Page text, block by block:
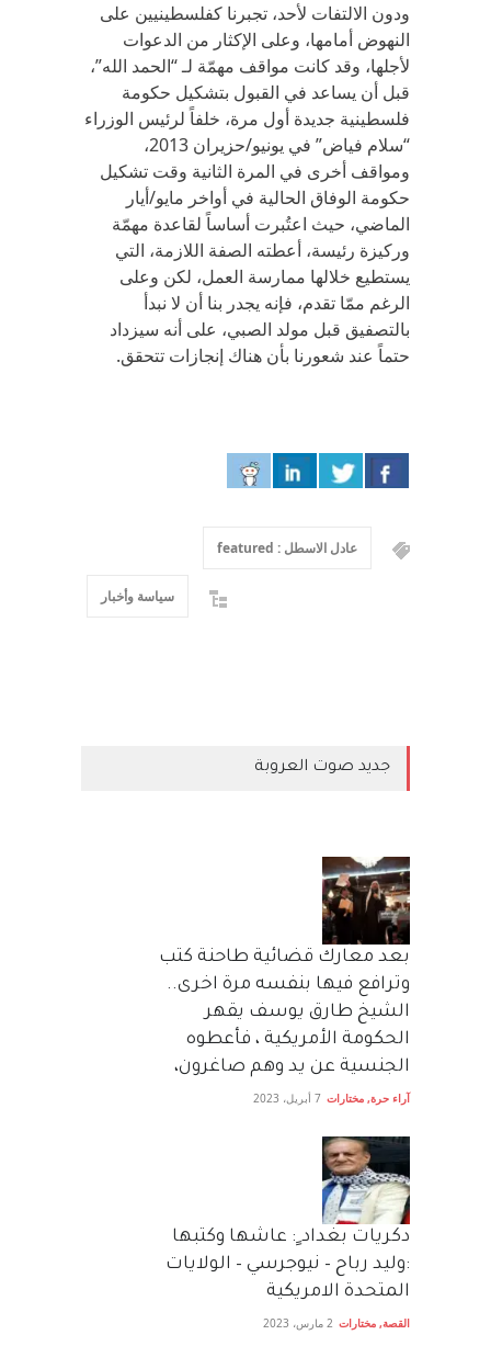
ودون الالتفات لأحد، تجبرنا كفلسطينيين على
النهوض أمامها، وعلى الإكثار من الدعوات
لأجلها، وقد كانت مواقف مهمّة لـ “الحمد الله”،
قبل أن يساعد في القبول بتشكيل حكومة
فلسطينية جديدة أول مرة، خلفاً لرئيس الوزراء
“سلام فياض” في يونيو/حزيران 2013،
ومواقف أخرى في المرة الثانية وقت تشكيل
حكومة الوفاق الحالية في أواخر مايو/أيار
الماضي، حيث اعتُبرت أساساً لقاعدة مهمّة
وركيزة رئيسة، أعطته الصفة اللازمة، التي
يستطيع خلالها ممارسة العمل، لكن وعلى
الرغم ممّا تقدم، فإنه يجدر بنا أن لا نبدأ
بالتصفيق قبل مولد الصبي، على أنه سيزداد
حتماً عند شعورنا بأن هناك إنجازات تتحقق.
عادل الاسطل : featured
سياسة وأخبار
جديد صوت العروبة
بعد معارك قضائية طاحنة كتب
وترافع فيها بنفسه مرة اخرى..
الشيخ طارق يوسف يقهر
الحكومة الأمريكية ، فأعطوه
الجنسية عن يد وهم صاغرون،
آراء حرة, مختارات 7 أبريل، 2023
دكريات بغداد ٍ: عاشها وكتبها
:وليد رباح – نيوجرسي – الولايات
المتحدة الامريكية
القصة, مختارات 2 مارس، 2023